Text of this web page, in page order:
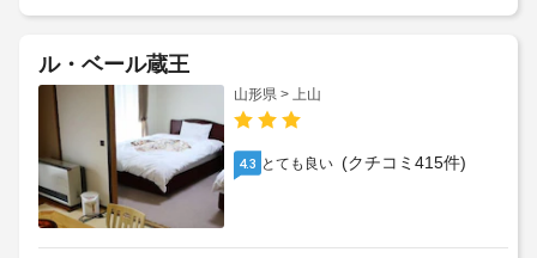
ル・ベール蔵王
山形県 > 上山
4.3 とても良い (クチコミ415件)